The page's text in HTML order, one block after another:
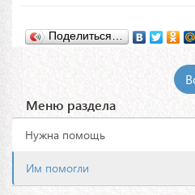
Поделиться…
Меню раздела
Нужна помощь
Им помогли